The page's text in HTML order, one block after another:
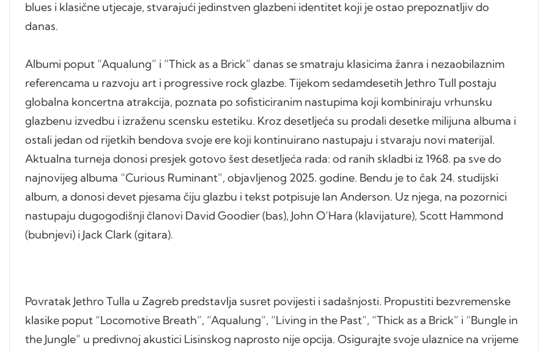
blues i klasične utjecaje, stvarajući jedinstven glazbeni identitet koji je ostao prepoznatljiv do
danas.
Albumi poput “Aqualung” i “Thick as a Brick” danas se smatraju klasicima žanra i nezaobilaznim
referencama u razvoju art i progressive rock glazbe. Tijekom sedamdesetih Jethro Tull postaju
globalna koncertna atrakcija, poznata po sofisticiranim nastupima koji kombiniraju vrhunsku
glazbenu izvedbu i izraženu scensku estetiku. Kroz desetljeća su prodali desetke milijuna albuma i
ostali jedan od rijetkih bendova svoje ere koji kontinuirano nastupaju i stvaraju novi materijal.
Aktualna turneja donosi presjek gotovo šest desetljeća rada: od ranih skladbi iz 1968. pa sve do
najnovijeg albuma “Curious Ruminant”, objavljenog 2025. godine. Bendu je to čak 24. studijski
album, a donosi devet pjesama čiju glazbu i tekst potpisuje Ian Anderson. Uz njega, na pozornici
nastupaju dugogodišnji članovi David Goodier (bas), John O’Hara (klavijature), Scott Hammond
(bubnjevi) i Jack Clark (gitara).
Povratak Jethro Tulla u Zagreb predstavlja susret povijesti i sadašnjosti. Propustiti bezvremenske
klasike poput “Locomotive Breath”, “Aqualung”, “Living in the Past”, “Thick as a Brick” i “Bungle in
the Jungle” u predivnoj akustici Lisinskog naprosto nije opcija. Osigurajte svoje ulaznice na vrijeme